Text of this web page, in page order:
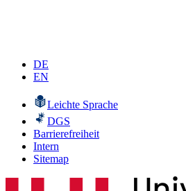
DE
EN
Leichte Sprache
DGS
Barrierefreiheit
Intern
Sitemap